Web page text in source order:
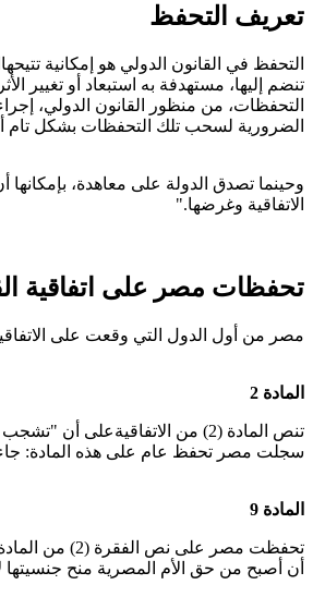
تعريف التحفظ
تنضم إليھا، مستھدفة به استبعاد أو تغيير
التحفظات، من منظور القانون الدولي،
الضرورية لسحب تلك التحفظات بشكل تام
وحينما تصدق الدولة على معاھدة، بإمكانھا
الاتفاقية وغرضھا."
تحفظات مصر على اتفاقية
مصر من أول الدول التي وقعت على الاتفاقية وذلك بتاريخ 16 يوليو 1980، وتم التصديق عليها بتاريخ 18 سبتمبر
المادة 2
تنص المادة (2) من
سجلت مصر تحفظ عام على هذه المادة: جاء
المادة 9
أن أصبح من حق الأم المصرية منح جنسيتها